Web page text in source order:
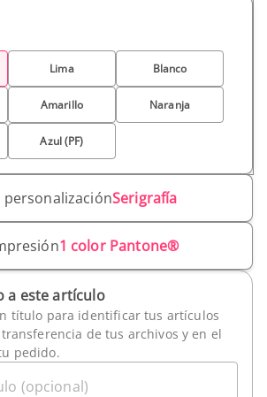
Lima Blanco
Amarillo Naranja
Azul (PF)
personalizaciónSerigrafía
1 color Pantone®
a este artículo
título para identificar tus artículos
de tus archivos y en el
pedido.
(opcional)